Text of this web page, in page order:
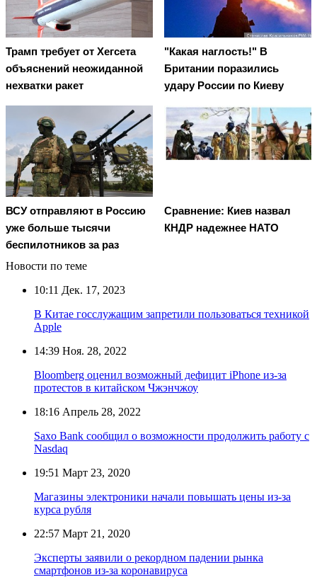
Трамп требует от Хегсета
объяснений неожиданной
нехватки ракет
"Какая наглость!" В
Британии поразились
удару России по Киеву
ВСУ отправляют в Россию
уже больше тысячи
беспилотников за раз
Сравнение: Киев назвал
КНДР надежнее НАТО
Новости по теме
10:11 Дек. 17, 2023
В Китае госслужащим запретили пользоваться техникой
Apple
14:39 Ноя. 28, 2022
Bloomberg оценил возможный дефицит iPhone из-за
протестов в китайском Чжэнчжоу
18:16 Апрель 28, 2022
Saxo Bank сообщил о возможности продолжить работу с
Nasdaq
19:51 Март 23, 2020
Магазины электроники начали повышать цены из-за
курса рубля
22:57 Март 21, 2020
Эксперты заявили о рекордном падении рынка
смартфонов из-за коронавируса